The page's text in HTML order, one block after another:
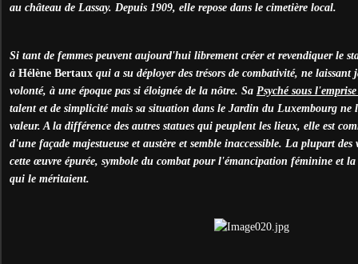
au château de Lassay. Depuis 1909, elle repose dans le cimetière local.
Si tant de femmes peuvent aujourd'hui librement créer et revendiquer le
à Hélène Bertaux qui a su déployer des trésors de combativité, ne laissant
volonté, à une époque pas si éloignée de la nôtre. Sa Psyché sous
talent et de simplicité mais sa situation dans le Jardin du Luxembourg ne
valeur. A la différence des autres statues qui peuplent les lieux, elle est
d'une façade majestueuse et austère et semble inaccessible. La plupart
cette œuvre épurée, symbole du combat pour l'émancipation féminine et la
qui le méritaient.